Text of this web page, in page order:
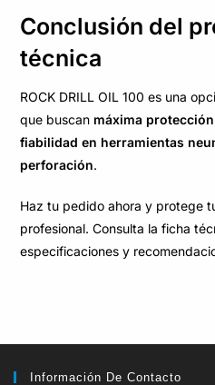
Conclusión del
técnica
ROCK DRILL OIL 100 es una
que buscan máxima
fiabilidad en herramientas
perforación.
Haz tu pedido ahora y protege
profesional. Consulta la ficha
especificaciones y
Información De Contacto